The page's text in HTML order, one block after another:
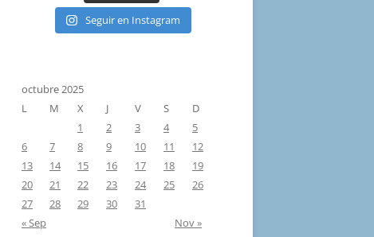
Seguir en Instagram
octubre 2025
L
M X J V S
D
1
2 3 4
5
6
7 8 9 10 11
12
13
14 15 16 17 18
19
20
21 22 23 24 25
26
27
28 29 30
31
« Sep
Nov »